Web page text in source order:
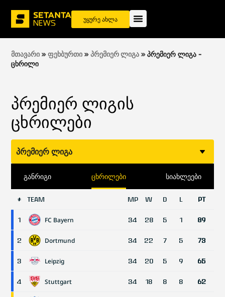
უყურე ახლა
მთავარი»ფეხბურთი»პრემიერ ლიგა»პრემიერ ლიგა -
ცხრილი
პრემიერ ლიგის
ცხრილები
პრემიერ ლიგა
განრიგი ცხრილები სიახლეები
# TEAM MP W D L PT
1 FC Bayern 34 28 5 1 89
2 Dortmund 34 22 7 5 73
3 Leipzig 34 20 5 9 65
4 Stuttgart 34 18 8 8 62